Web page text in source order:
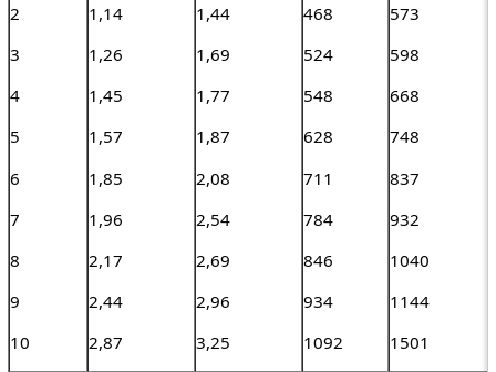
2
3
4
5
6
7
8
9
10
1,14
1,26
1,45
1,57
1,85
1,96
2,17
2,44
2,87
1,44
1,69
1,77
1,87
2,08
2,54
2,69
2,96
3,25
468
524
548
628
711
784
846
934
1092
573
598
668
748
837
932
1040
1144
1501